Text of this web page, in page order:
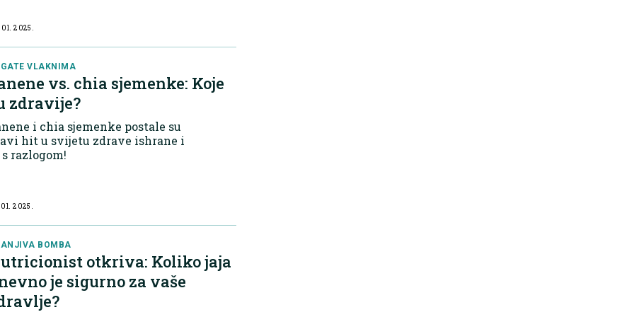
namirnicama – od
pića do „zdravih“
poput granola pločica i
s voćem.
2025.
VLAKNIMA
vs. chia sjemenke: Koje
zdravije?
i chia sjemenke postale su
hit u svijetu zdrave ishrane i
razlogom!
2025.
BOMBA
otkriva: Koliko jaja
je sigurno za vaše